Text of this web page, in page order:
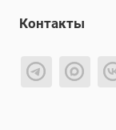
Контакты